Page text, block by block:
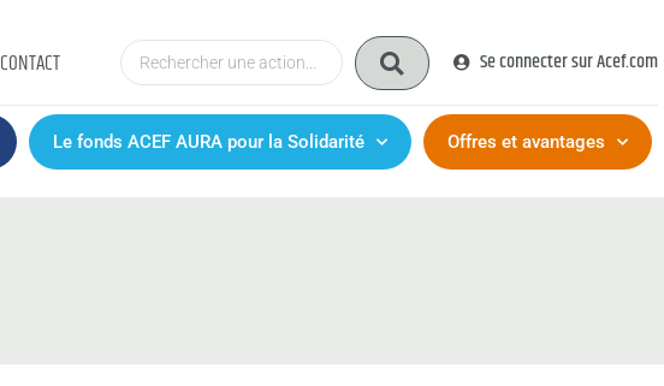
CONTACT Se connecter sur Acef.com
Le fonds ACEF AURA pour la Solidarité Offres et avantages